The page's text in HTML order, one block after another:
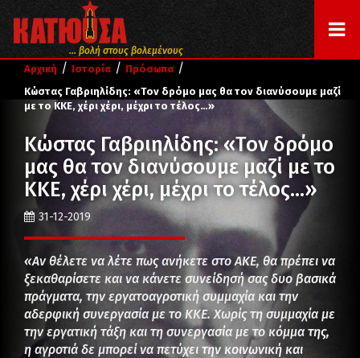
... βολή στους βολεμένους
Αρχική / Ιστορία / Πρόσωπα /
Κώστας Γαβριηλίδης: «Τον δρόμο μας θα τον διανύσουμε μαζί
με το ΚΚΕ, χέρι χέρι, μέχρι το τέλος…»
Κώστας Γαβριηλίδης: «Τον δρόμο
μας θα τον διανύσουμε μαζί με το
ΚΚΕ, χέρι χέρι, μέχρι το τέλος…»
31-12-2019
«Αν θέλετε να λέτε πως ανήκετε στο ΑΚΕ, θα πρέπει να
ξεκαθαρίσετε και να κάνετε συνείδησή σας δυο βασικά
πράγματα, την εργατοαγροτική συμμαχία και την
αδερφική συνεργασία με το ΚΚΕ. Χωρίς τη συμμαχία με
την εργατική τάξη και τη συνεργασία με το κόμμα της,
η αγροτιά δε μπορεί να πετύχει την κοινωνική και